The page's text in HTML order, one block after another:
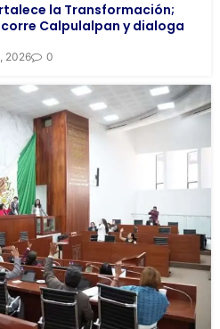
la Transformación;
Calpulalpan y dialoga
2026 0